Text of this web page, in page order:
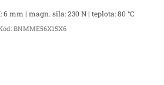
6 mm | magn. sila: 230 N | teplota: 80 °C
BNMME56X15X6